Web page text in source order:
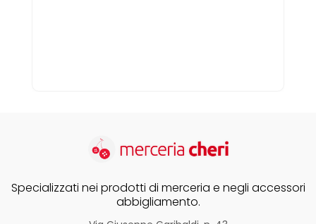
Specializzati nei prodotti di merceria e negli accessori
abbigliamento.